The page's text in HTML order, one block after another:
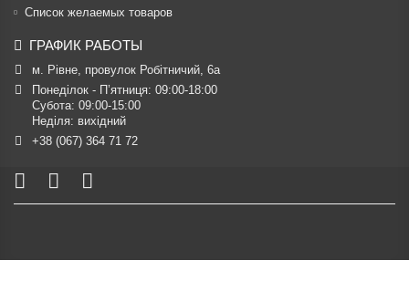
Список желаемых товаров
ГРАФИК РАБОТЫ
м. Рівне, провулок Робітничий, 6а
Понеділок - П’ятниця: 09:00-18:00
Субота: 09:00-15:00
Неділя: вихідний
+38 (067) 364 71 72